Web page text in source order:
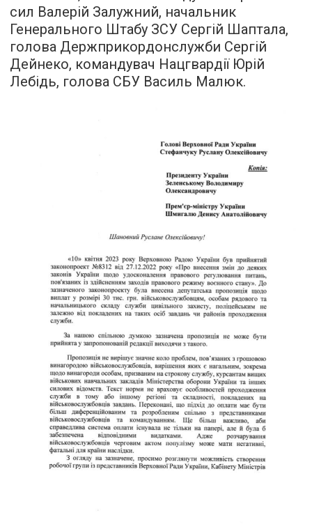
сил Валерій Залужний, начальник
Генерального Штабу ЗСУ Сергій Шаптала,
голова Держприкордонслужби Сергій
Дейнеко, командувач Нацгвардії Юрій
Лебідь, голова СБУ Василь Малюк.